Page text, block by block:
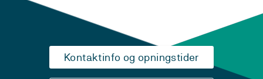
Kontaktinfo og opningstider